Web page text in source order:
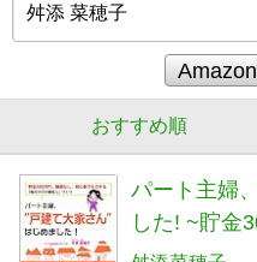
おすすめ順
パート主婦
した! ~貯金
でもできる